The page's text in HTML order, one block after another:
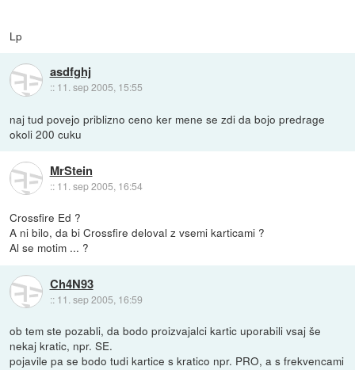
Lp
asdfghj
:: 11. sep 2005, 15:55
naj tud povejo priblizno ceno ker mene se zdi da bojo predrage
okoli 200 cuku
MrStein
:: 11. sep 2005, 16:54
Crossfire Ed ?
A ni bilo, da bi Crossfire deloval z vsemi karticami ?
Al se motim ... ?
Ch4N93
:: 11. sep 2005, 16:59
ob tem ste pozabli, da bodo proizvajalci kartic uporabili vsaj še
nekaj kratic, npr. SE.
pojavile pa se bodo tudi kartice s kratico npr. PRO, a s frekvencami